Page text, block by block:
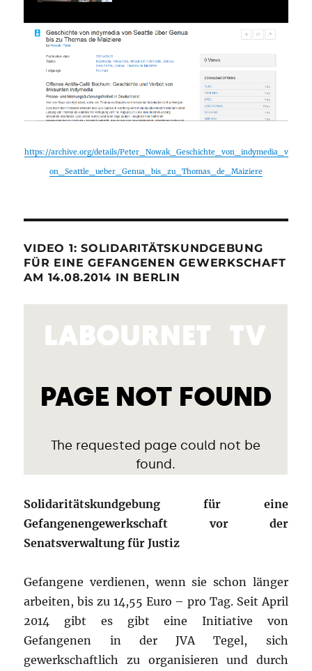
https://archive.org/details/Peter_Nowak_Geschichte_von_indymedia_v
on_Seattle_ueber_Genua_bis_zu_Thomas_de_Maiziere
VIDEO 1: SOLIDARITÄTSKUNDGEBUNG
FÜR EINE GEFANGENEN GEWERKSCHAFT
AM 14.08.2014 IN BERLIN
Solidaritätskundgebung für eine
Gefangenengewerkschaft vor der
Senatsverwaltung für Justiz
Gefangene verdienen, wenn sie schon länger
arbeiten, bis zu 14,55 Euro – pro Tag. Seit April
2014 gibt es gibt eine Initiative von
Gefangenen in der JVA Tegel, sich
gewerkschaftlich zu organisieren und durch